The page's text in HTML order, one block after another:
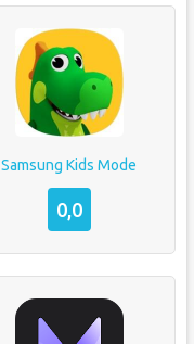
Samsung Kids Mode
0,0